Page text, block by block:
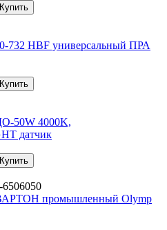
HBF универсальный ПРА
50W 4000K,
датчик
промышленный Olymp